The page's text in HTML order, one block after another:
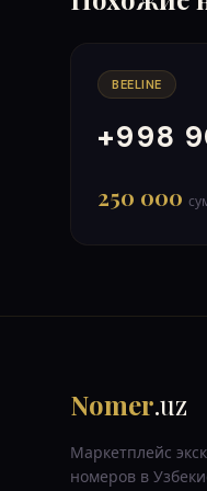
BEELINE
+998
000
999
250 000
Nomer.uz
Маркетплейс
номеров в